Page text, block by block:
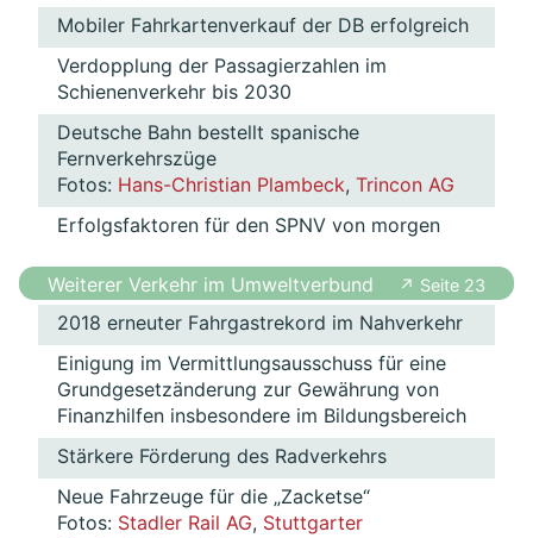
Mobiler Fahrkartenverkauf der DB erfolgreich
Verdopplung der Passagierzahlen im
Schienenverkehr bis 2030
Deutsche Bahn bestellt spanische
Fernverkehrszüge
Fotos: Hans-Christian Plambeck, Trincon AG
Erfolgsfaktoren für den SPNV von morgen
Weiterer Verkehr im Umweltverbund ↗ Seite 23
2018 erneuter Fahrgastrekord im Nahverkehr
Einigung im Vermittlungsausschuss für eine
Grundgesetzänderung zur Gewährung von
Finanzhilfen insbesondere im Bildungsbereich
Stärkere Förderung des Radverkehrs
Neue Fahrzeuge für die „Zacketse“
Fotos: Stadler Rail AG, Stuttgarter